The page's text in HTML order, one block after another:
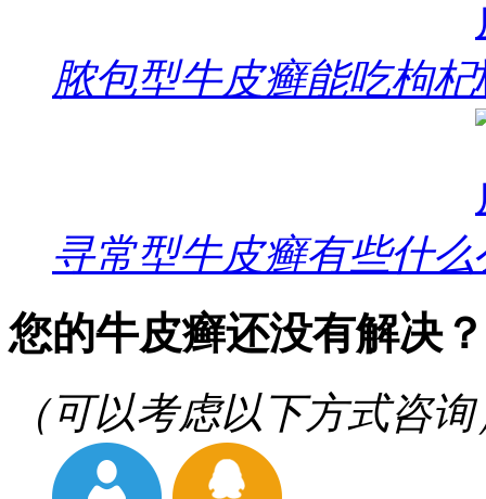
脓包型牛皮癣能吃枸杞
寻常型牛皮癣有些什么
您的牛皮癣还没有解决？
（可以考虑以下方式咨询